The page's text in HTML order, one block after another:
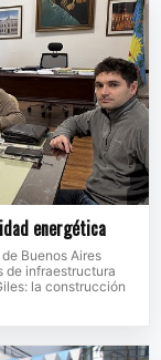
energética
Buenos Aires
de infraestructura
la construcción